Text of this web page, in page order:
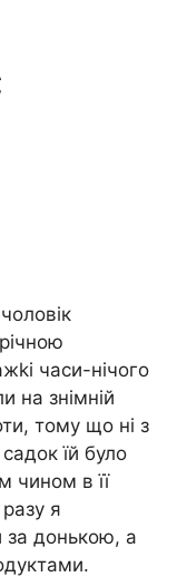
часи-нічого
на знімній
тому що ні з
їй було
чином в її
я
за донькою, а